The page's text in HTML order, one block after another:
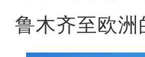
鲁木齐至欧